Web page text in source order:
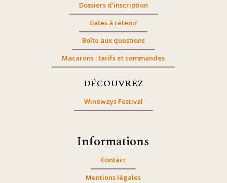
Dossiers d’inscription
Dates à retenir
Boîte aux questions
Macarons : tarifs et commandes
DÉCOUVREZ
Wineways Festival
Informations
Contact
Mentions légales